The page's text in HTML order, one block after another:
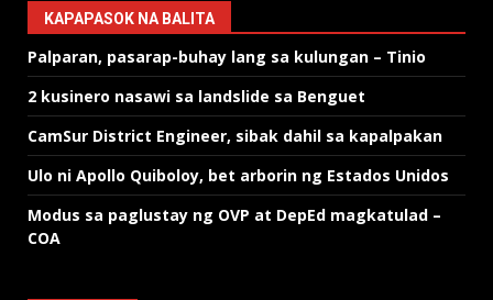
KAPAPASOK NA BALITA
Palparan, pasarap-buhay lang sa kulungan – Tinio
2 kusinero nasawi sa landslide sa Benguet
CamSur District Engineer, sibak dahil sa kapalpakan
Ulo ni Apollo Quiboloy, bet arborin ng Estados Unidos
Modus sa paglustay ng OVP at DepEd magkatulad –
COA